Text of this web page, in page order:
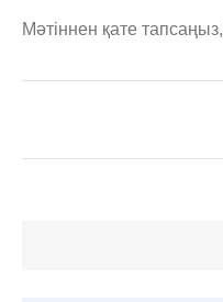
Мәтіннен қате тапсаңыз,